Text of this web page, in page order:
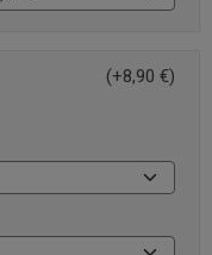
(+8,90 €)